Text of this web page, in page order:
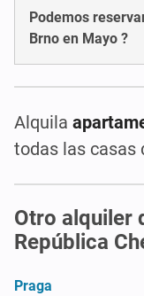
Podemos
Brno en Mayo ?
Alquila
todas las casas
Otro alquiler
República
Praga